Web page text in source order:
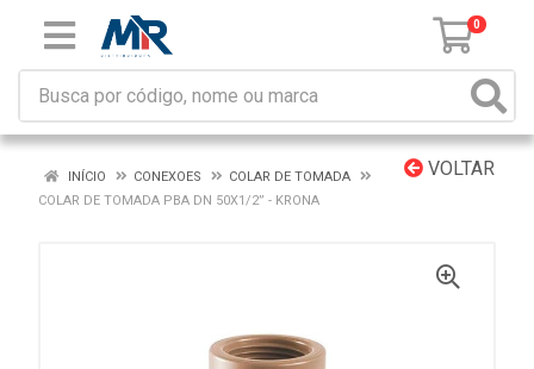
0
VOLTAR
INÍCIO CONEXOES
COLAR DE TOMADA
COLAR DE TOMADA PBA DN 50X1/2” - KRONA